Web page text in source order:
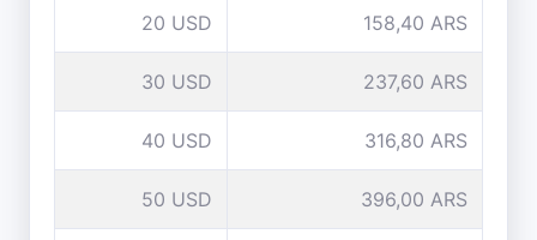
20 USD 158,40 ARS
30 USD 237,60 ARS
40 USD 316,80 ARS
50 USD 396,00 ARS